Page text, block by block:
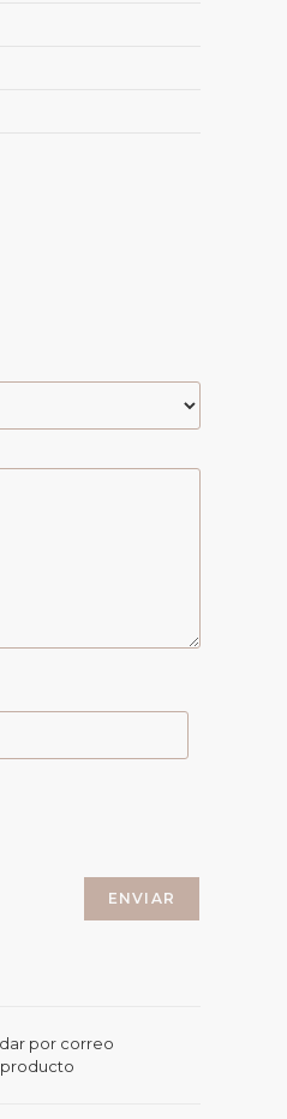
por correo